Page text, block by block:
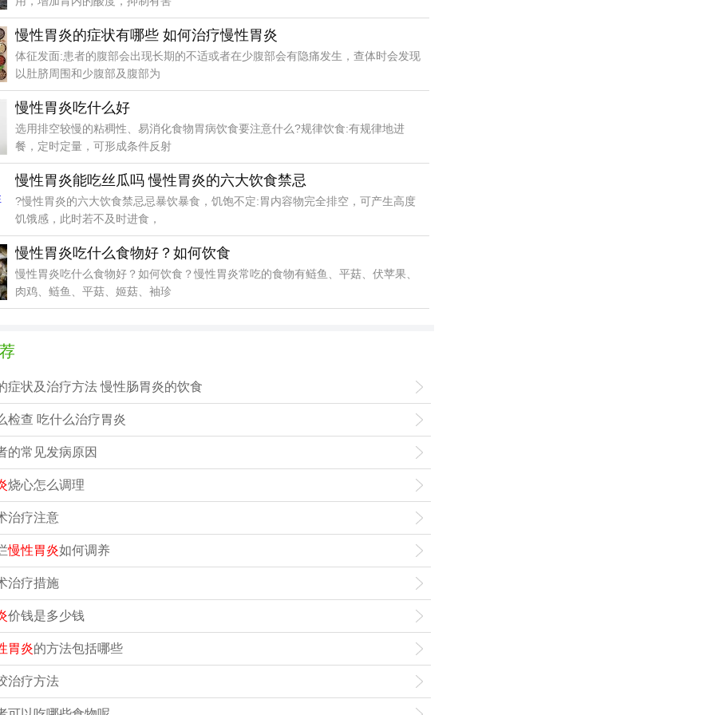
慢性胃炎的症状有哪些 如何治疗慢性胃炎
体征发面:患者的腹部会出现长期的不适或者在少腹部会有隐痛发生，查体时会发现
以肚脐周围和少腹部及腹部为
慢性胃炎吃什么好
选用排空较慢的粘稠性、易消化食物胃病饮食要注意什么?规律饮食:有规律地进
餐，定时定量，可形成条件反射
慢性胃炎能吃丝瓜吗 慢性胃炎的六大饮食禁忌
?慢性胃炎的六大饮食禁忌忌暴饮暴食，饥饱不定:胃内容物完全排空，可产生高度
饥饿感，此时若不及时进食，
慢性胃炎吃什么食物好？如何饮食
慢性胃炎吃什么食物好？如何饮食？慢性胃炎常吃的食物有鲢鱼、平菇、伏苹果、
肉鸡、鲢鱼、平菇、姬菇、袖珍
症状及治疗方法 慢性肠胃炎的饮食
检查 吃什么治疗胃炎
的常见发病原因
烧心怎么调理
治疗注意
慢性胃炎如何调养
治疗措施
价钱是多少钱
胃炎的方法包括哪些
治疗方法